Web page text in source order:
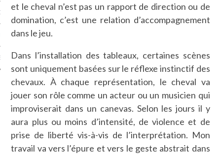
PODCAST
et le cheval n’est pas un rapport de direction ou de
domination, c’est une relation d’accompagnement
dans le jeu.
Dans l’installation des tableaux, certaines scènes
sont uniquement basées sur le réflexe instinctif des
chevaux. À chaque représentation, le cheval va
jouer son rôle comme un acteur ou un musicien qui
improviserait dans un canevas. Selon les jours il y
aura plus ou moins d’intensité, de violence et de
prise de liberté vis-à-vis de l’interprétation. Mon
travail va vers l’épure et vers le geste abstrait dans